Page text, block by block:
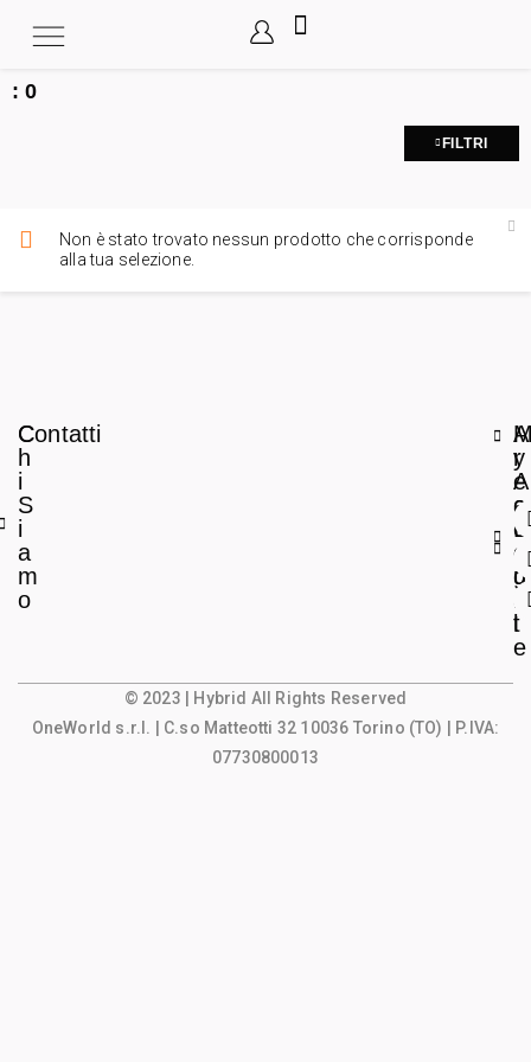
:0
FILTRI
Non è stato trovato nessun prodotto che corrisponde
alla tua selezione.
C
h
i
S
i
a
m
o
Contatti
A
r
e
a
L
e
g
l
e
y
A
c
c
o
u
t
© 2023 | Hybrid All Rights Reserved
OneWorld s.r.l.
| C.so Matteotti 32 10036 Torino (TO) | P.IVA:
07730800013